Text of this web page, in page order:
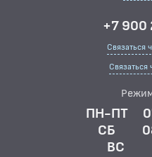
+7 900
Связаться
Связаться
ПН-ПТ
СБ
ВС